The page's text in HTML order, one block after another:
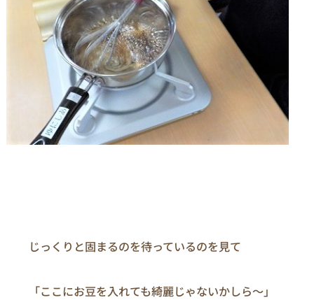
じっくりと固まるのを待っているのを見て
「ここにお豆を入れても綺麗じゃないかしら～」